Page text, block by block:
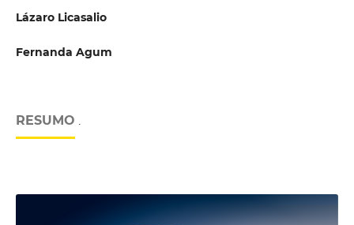
Lázaro Licasalio
Fernanda Agum
RESUMO .